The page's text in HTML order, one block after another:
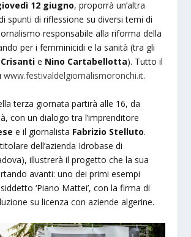
12 giugno, proporrà un’altra
spunti di riflessione su diversi temi di
responsabile alla riforma della
per i femminicidi e la sanità (tra gli
Crisantie Nino Cartabellotta). Tutto il
www.festivaldelgiornalismoronchi.it.
terza giornata partirà alle 16, da
con un dialogo tra l’imprenditore
e il giornalista Fabrizio Stelluto.
dell’azienda Idrobase di
illustrerà il progetto che la sua
avanti: uno dei primi esempi
‘Piano Mattei’, con la firma di
su licenza con aziende algerine.